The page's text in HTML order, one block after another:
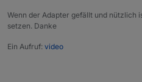
Wenn der Adapter gefällt und nützlich
setzen. Danke
Ein Aufruf: video